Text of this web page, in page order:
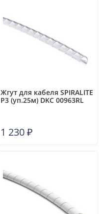
Жгут для кабеля SPIRALITE
P3 (уп.25м) DKC 00963RL
1 230₽